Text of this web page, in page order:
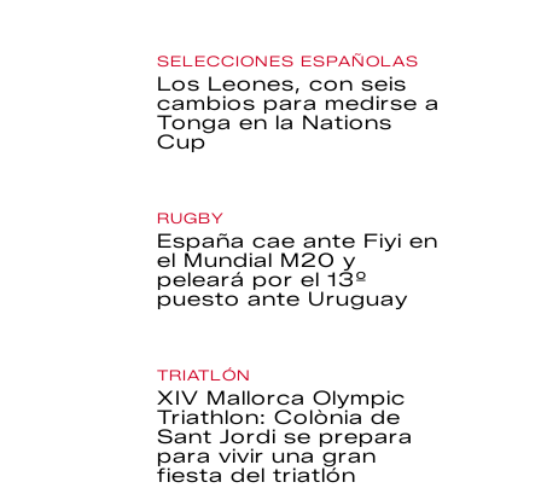
SELECCIONES ESPAÑOLAS
Los Leones, con seis
cambios para medirse a
Tonga en la Nations
Cup
RUGBY
España cae ante Fiyi en
el Mundial M20 y
peleará por el 13º
puesto ante Uruguay
TRIATLÓN
XIV Mallorca Olympic
Triathlon: Colònia de
Sant Jordi se prepara
para vivir una gran
fiesta del triatlón